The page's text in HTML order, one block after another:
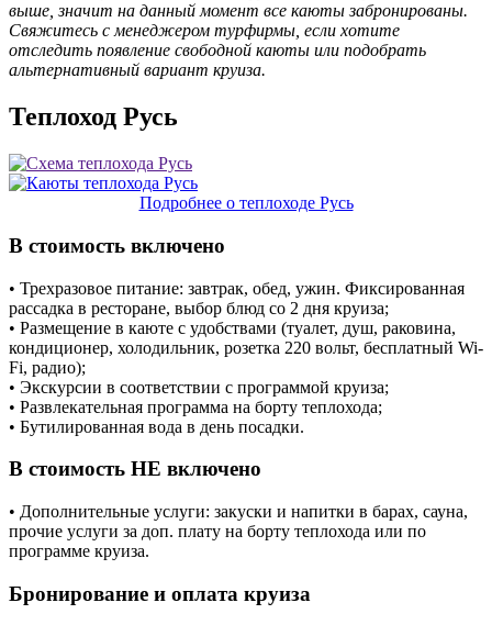
выше, значит на данный момент все каюты забронированы.
Свяжитесь с менеджером турфирмы, если хотите
отследить появление свободной каюты или подобрать
альтернативный вариант круиза.
Теплоход Русь
Подробнее о теплоходе Русь
В стоимость включено
• Трехразовое питание: завтрак, обед, ужин. Фиксированная
рассадка в ресторане, выбор блюд со 2 дня круиза;
• Размещение в каюте с удобствами (туалет, душ, раковина,
кондиционер, холодильник, розетка 220 вольт, бесплатный Wi-
Fi, радио);
• Экскурсии в соответствии с программой круиза;
• Развлекательная программа на борту теплохода;
• Бутилированная вода в день посадки.
В стоимость НЕ включено
• Дополнительные услуги: закуски и напитки в барах, сауна,
прочие услуги за доп. плату на борту теплохода или по
программе круиза.
Бронирование и оплата круиза